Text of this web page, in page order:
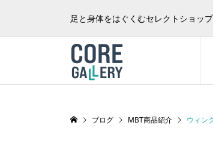
足と身体をはぐくむセレクトショップ
ブログ MBT商品紹介 ウィン